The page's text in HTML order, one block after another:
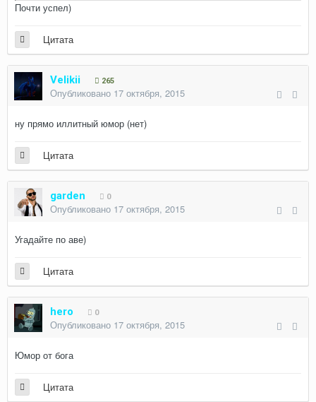
Почти успел)
Цитата
Velikii 265
Опубликовано 17 октября, 2015
ну прямо иллитный юмор (нет)
Цитата
garden 0
Опубликовано 17 октября, 2015
Угадайте по аве)
Цитата
hero 0
Опубликовано 17 октября, 2015
Юмор от бога
Цитата